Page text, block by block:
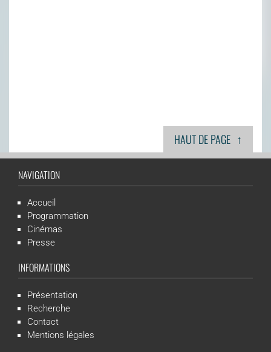
HAUT DE PAGE ↑
NAVIGATION
Accueil
Programmation
Cinémas
Presse
INFORMATIONS
Présentation
Recherche
Contact
Mentions légales